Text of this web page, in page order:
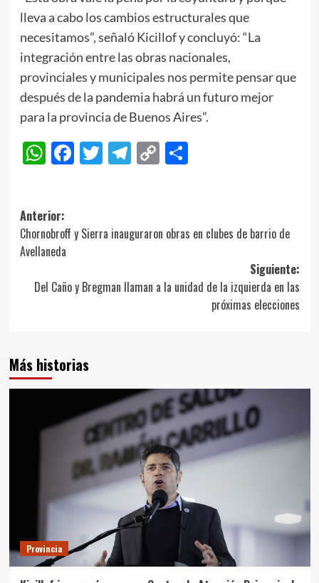
lleva a cabo los cambios estructurales que
necesitamos”, señaló Kicillof y concluyó: “La
integración entre las obras nacionales,
provinciales y municipales nos permite pensar que
después de la pandemia habrá un futuro mejor
para la provincia de Buenos Aires”.
WhatsApp
Facebook
Twitter
Telegram
CopyCompartir
Navegación
de
entradas
Anterior:
Chornobroff y Sierra inauguraron obras en clubes de barrio de
Avellaneda
Siguiente:
Del Caño y Bregman llaman a la unidad de la izquierda en las
próximas elecciones
Más historias
Provincia